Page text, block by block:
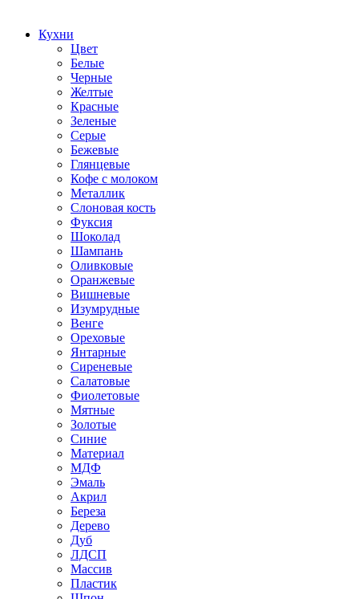
Кухни
Цвет
Белые
Черные
Желтые
Красные
Зеленые
Серые
Бежевые
Глянцевые
Кофе с молоком
Металлик
Слоновая кость
Фуксия
Шоколад
Шампань
Оливковые
Оранжевые
Вишневые
Изумрудные
Венге
Ореховые
Янтарные
Сиреневые
Салатовые
Фиолетовые
Мятные
Золотые
Синие
Материал
МДФ
Эмаль
Акрил
Береза
Дерево
Дуб
ЛДСП
Массив
Пластик